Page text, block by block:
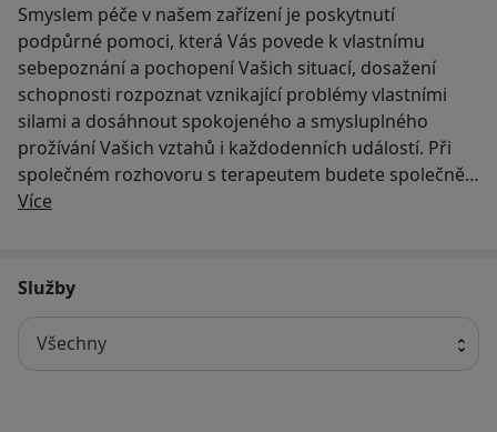
Smyslem péče v našem zařízení je poskytnutí
podpůrné pomoci, která Vás povede k vlastnímu
sebepoznání a pochopení Vašich situací, dosažení
schopnosti rozpoznat vznikající problémy vlastními
silami a dosáhnout spokojeného a smysluplného
prožívání Vašich vztahů i každodenních událostí. Při
společném rozhovoru s terapeutem budete společně
hledat východiska a pracovat na Vašem duchovním
Obracet se na nás mohou všichni, kdo pociťují a
pochopení, podporu a pomoc se zorientováním ve
Vaší náročné situaci, případně doporučení k adekvátní
Více
Služby
Všechny